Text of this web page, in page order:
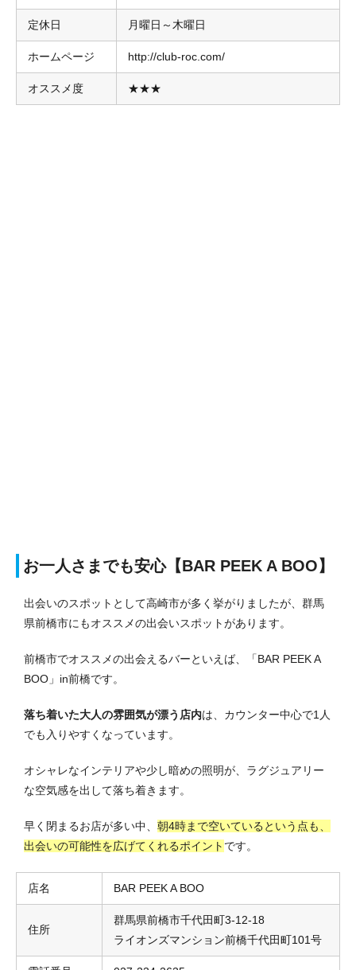
定休日 月曜日～木曜日
ホームページ http://club-roc.com/
オススメ度 ★★★
お一人さまでも安心【BAR PEEK A BOO】
出会いのスポットとして高崎市が多く挙がりましたが、群馬
県前橋市にもオススメの出会いスポットがあります。
前橋市でオススメの出会えるバーといえば、「BAR PEEK A
BOO」in前橋です。
落ち着いた大人の雰囲気が漂う店内は、カウンター中心で1人
でも入りやすくなっています。
オシャレなインテリアや少し暗めの照明が、ラグジュアリー
な空気感を出して落ち着きます。
早く閉まるお店が多い中、 朝4時まで空いているという点も、
出会いの可能性を広げてくれるポイント です。
店名 BAR PEEK A BOO
住所
群馬県前橋市千代田町3-12-18
ライオンズマンション前橋千代田町101号